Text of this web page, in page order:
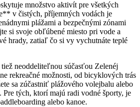
množstvo aktivít pre všetkých
v čistých, příjemných vodách je
plážami a bezpečnými zónami
si svoje obľúbené miesto pri vode a
hrady, zatiaľ čo si vy vychutnáte teplé
neoddeliteľnou súčasťou Zelenéj
rekreačné možnosti, od bicyklových trás
sa zúčastniť plážového volejbalu alebo
tých, ktorí majú radi vodné športy, je
alebo kanoe.